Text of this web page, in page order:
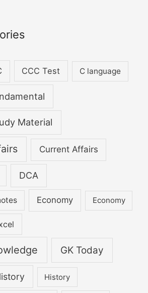
CCC Test C language
Material
Current Affairs
DCA
Economy Economy
GK Today
History